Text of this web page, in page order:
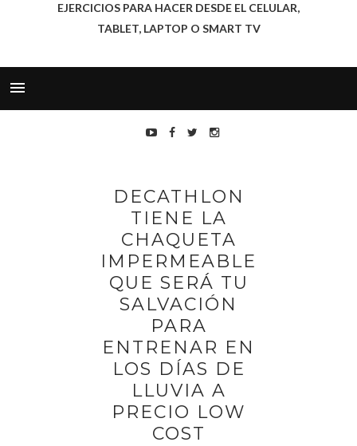
EJERCICIOS PARA HACER DESDE EL CELULAR,
TABLET, LAPTOP O SMART TV
DECATHLON
TIENE LA
CHAQUETA
IMPERMEABLE
QUE SERÁ TU
SALVACIÓN
PARA
ENTRENAR EN
LOS DÍAS DE
LLUVIA A
PRECIO LOW
COST